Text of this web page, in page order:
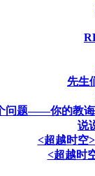
先生
问题——你的教诲
说
<超越时空
<超越时